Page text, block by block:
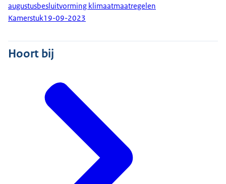
augustusbesluitvorming klimaatmaatregelen
Kamerstuk19-09-2023
Hoort bij